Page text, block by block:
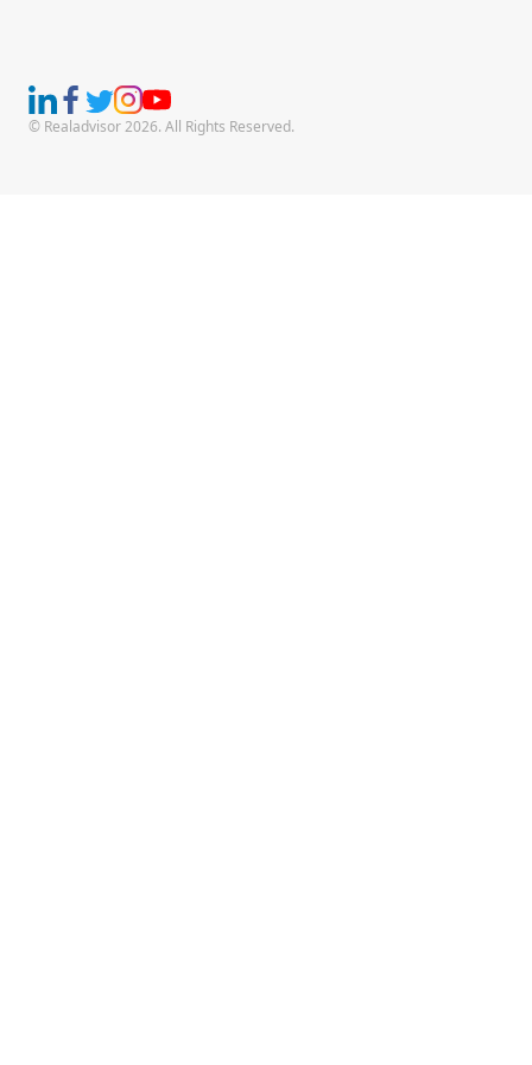
© Realadvisor 2026. All Rights Reserved.